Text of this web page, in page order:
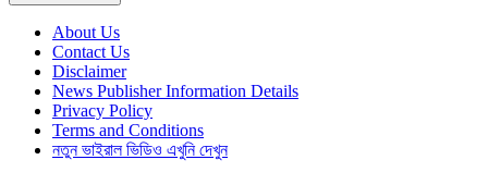
About Us
Contact Us
Disclaimer
News Publisher Information Details
Privacy Policy
Terms and Conditions
নতুন ভাইরাল ভিডিও এখুনি দেখুন